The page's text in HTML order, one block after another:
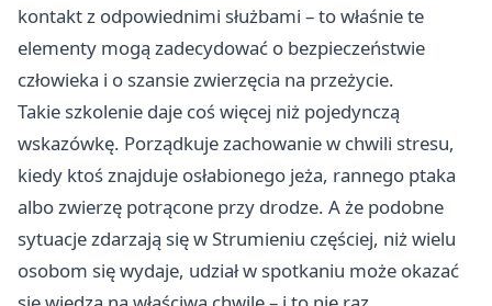
kontakt z odpowiednimi służbami – to właśnie te
elementy mogą zadecydować o bezpieczeństwie
człowieka i o szansie zwierzęcia na przeżycie.
Takie szkolenie daje coś więcej niż pojedynczą
wskazówkę. Porządkuje zachowanie w chwili stresu,
kiedy ktoś znajduje osłabionego jeża, rannego ptaka
albo zwierzę potrącone przy drodze. A że podobne
sytuacje zdarzają się w Strumieniu częściej, niż wielu
osobom się wydaje, udział w spotkaniu może okazać